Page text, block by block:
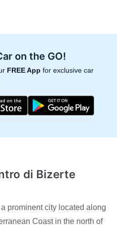
on the GO!
FREE App for exclusive car
di Bizerte
prominent city located along
Coast in the north of